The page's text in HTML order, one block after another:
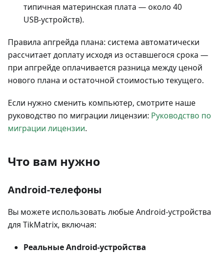
типичная материнская плата — около 40
USB‑устройств).
Правила апгрейда плана: система автоматически
рассчитает доплату исходя из оставшегося срока —
при апгрейде оплачивается разница между ценой
нового плана и остаточной стоимостью текущего.
Если нужно сменить компьютер, смотрите наше
руководство по миграции лицензии: Руководство по
миграции лицензии.
Что вам нужно
Android‑телефоны
Вы можете использовать любые Android‑устройства
для TikMatrix, включая:
Реальные Android‑устройства